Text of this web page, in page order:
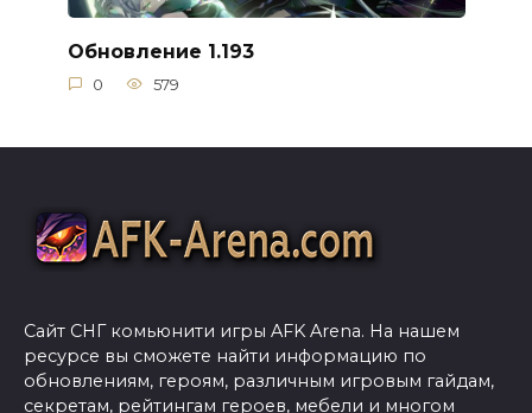
Обновление 1.193
0 579
Сайт СНГ комьюнити игры AFK Arena. На нашем
ресурсе вы сможете найти информацию по
обновлениям, героям, различным игровым гайдам,
секретам, рейтингам героев, мебели и многом